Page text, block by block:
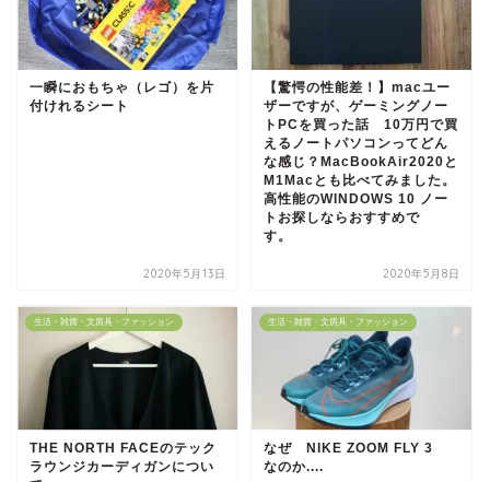
一瞬におもちゃ（レゴ）を片
付けれるシート
2020年5月13日
【驚愕の性能差！】macユー
ザーですが、ゲーミングノー
トPCを買った話 10万円で買
えるノートパソコンってどん
な感じ？MacBookAir2020と
M1Macとも比べてみました。
高性能のWINDOWS 10 ノー
トお探しならおすすめで
す。
2020年5月8日
生活・雑貨・文房具・ファッション
THE NORTH FACEのテック
ラウンジカーディガンについ
生活・雑貨・文房具・ファッション
なぜ NIKE ZOOM FLY 3
なのか....